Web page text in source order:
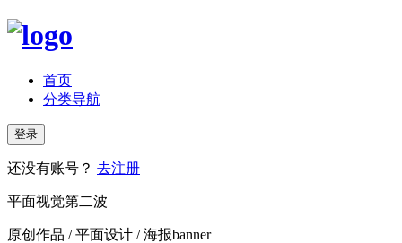
首页
分类导航
登录
还没有账号？ 去注册
平面视觉第二波
原创作品 / 平面设计 / 海报banner